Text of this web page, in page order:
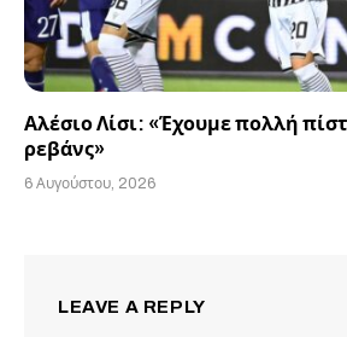
Αλέσιο Λίσι: «Έχουμε πολλή
ρεβάνς»
6 Αυγούστου, 2026
LEAVE A REPLY